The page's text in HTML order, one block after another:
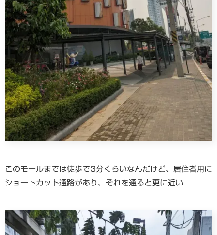
このモールまでは徒歩で3分くらいなんだけど、居住者用に
ショートカット通路があり、それを通ると更に近い